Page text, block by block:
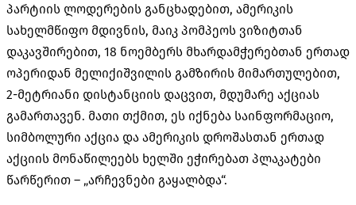
პარტიის ლოდერების განცხადებით, ამერიკის
სახელმწიფო მდივნის, მაიკ პომპეოს ვიზიტთან
დაკავშირებით, 18 ნოემბერს მხარდამჭერებთან ერთად
ოპერიდან მელიქიშვილის გამზირის მიმართულებით,
2-მეტრიანი დისტანციის დაცვით, მდუმარე აქციას
გამართავენ. მათი თქმით, ეს იქნება საინფორმაციო,
სიმბოლური აქცია და ამერიკის დროშასთან ერთად
აქციის მონაწილეებს ხელში ეჭირებათ პლაკატები
წარწერით – „არჩევნები გაყალბდა“.